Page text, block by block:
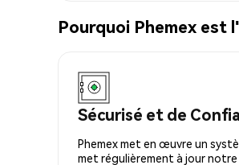
Pourquoi Phemex est
Sécurisé et de
Phemex met en œuvre un
met régulièrement à jour notre